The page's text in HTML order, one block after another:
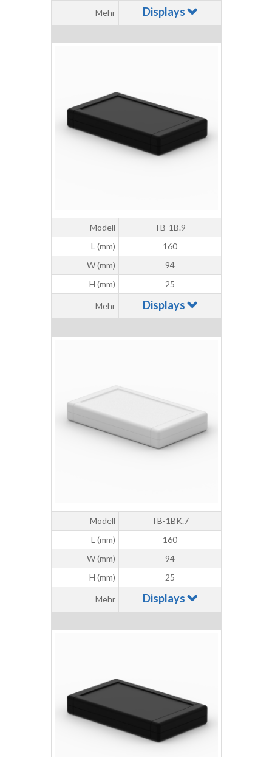
Mehr Displays
Modell
TB-1B.9
L (mm)
160
W (mm)
94
H (mm)
25
Mehr Displays
Modell
TB-1BK.7
L (mm)
160
W (mm)
94
H (mm)
25
Mehr Displays